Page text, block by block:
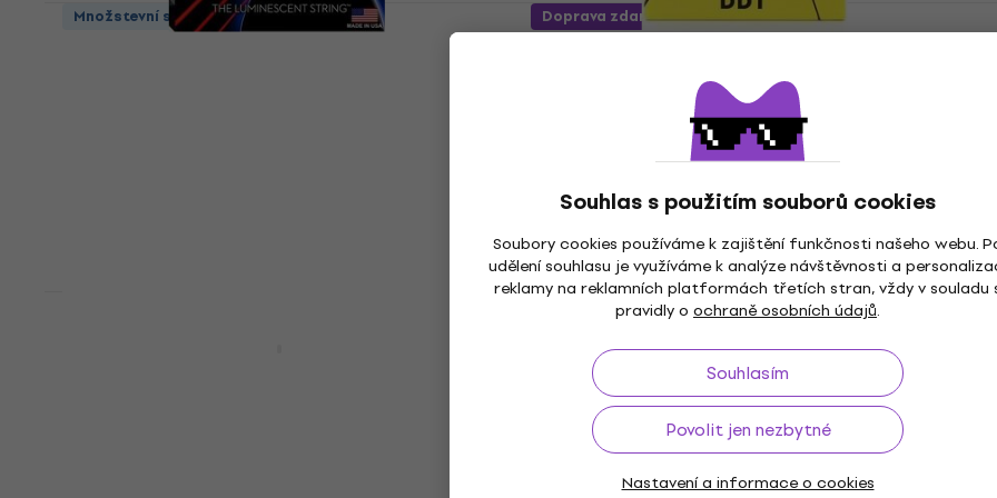
Souhlas s použitím souborů cookies
Soubory cookies používáme k zajištění funkčnosti našeho webu.
udělení souhlasu je využíváme k analýze návštěvnosti a
reklamy na reklamních platformách třetích stran, vždy v souladu
pravidly o ochraně osobních údajů.
Souhlasím
Povolit jen nezbytné
Nastavení a informace o cookies
DR Strings NRB-45 Struny pro baskytaru DR Strings DDT-45 Struny pro baskytaru
Struny pro baskytaru
MUZMUZ-10
Skladem
Množstevní sleva Doprava zdarma
strunnou baskytaru
Struny pro 5-strunnou baskytaru
1 389 Kč
Skladem